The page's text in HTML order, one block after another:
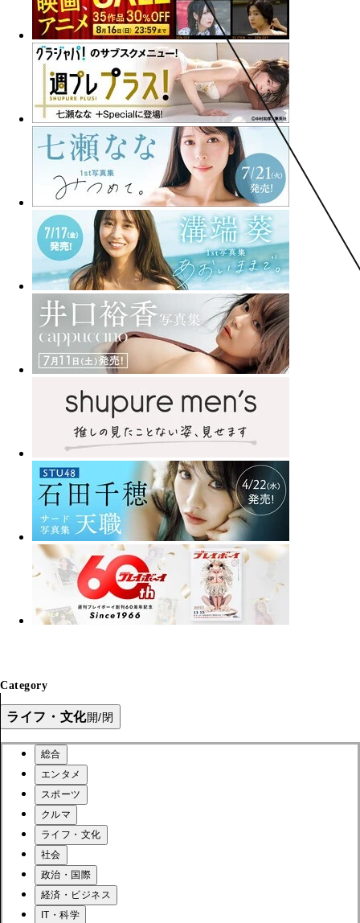
Category
ライフ・文化開/閉
総合
エンタメ
スポーツ
クルマ
ライフ・文化
社会
政治・国際
経済・ビジネス
IT・科学